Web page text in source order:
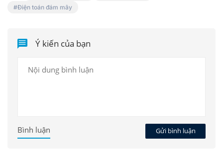
Điện toán đám mây
Ý kiến của bạn
Gửi bình luận
Bình luận